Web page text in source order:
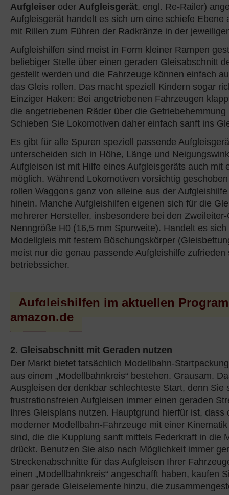
Aufgleiser oder Aufgleisgerät, engl. Re-Railer)
Aufgleisgerät handelt es sich um eine schiefe Ebene
mit Rillen zum Führen der Radkränze in der
Aufgleishilfen sind meist in Form kleiner Rampen
beliebiger Stelle über einen geraden Gleisabschnitt
gestellt werden und die Fahrzeuge können einfach
das Gleis rollen. Das macht speziell Kindern sogar
Einziger Haken: Bei angetriebenen Fahrzeugen
die angetriebenen Räder über die
Schieben Sie Lokomotiven daher einfach sanft ins
Es gibt für alle Spuren speziell passende
unterscheiden sich in Höhe, Länge und
Aufgleisen ist mit Hilfe eines Aufgleisgeräts auch mit
möglich. Während Lokomotiven vorsichtig
rollen Waggons ganz von alleine aus der
hinein. Manche Aufgleishilfen eigenen sich für die
mehrerer Hersteller, insbesondere bei den
Nenngröße H0 (16,5 mm Spurweite). Handelt es
Modellgleis mit festem Böschungskörper
meist nur die genau passende Aufgleishilfe zufrieden
betriebssicher.
Aufgleishilfen im aktuellen
amazon.de
2. Gleisabschnitt mit Geraden nutzen
Der Markt bietet tatsächlich Modellbahn-
aus einem „Modellbahnkreis“ bestehen. Grausam.
Ausgleisen der denkbar schlechteste Start, denn Sie
frustrationsfreien Aufgleisen immer einen geraden
Ihres Gleisplans nutzen. Hauptgrund hierfür ist, dass
moderner Modellbahn-Fahrzeuge mit einer
sind, die die Kupplung sanft mittels Federkraft in die
drückt. Benutzen Sie also nach Möglichkeit immer
Streckenabschnitte für das Aufgleisen Ihrer
einen „Modellbahnkreis“ angeschafft haben, kaufen
paar gerade Gleiselemente hinzu, die